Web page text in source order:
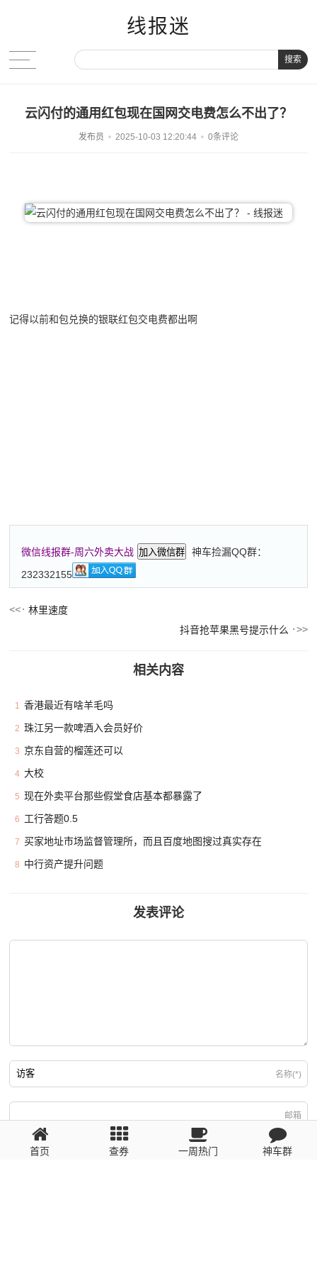
线报迷
搜索
云闪付的通用红包现在国网交电费怎么不出了？
发布员 2025-10-03 12:20:44 0条评论
记得以前和包兑换的银联红包交电费都出啊
微信线报群-周六外卖大战 加入微信群
神车捡漏QQ群：
232332155
林里速度
抖音抢苹果黑号提示什么
相关内容
1 香港最近有啥羊毛吗
2 珠江另一款啤酒入会员好价
3 京东自营的榴莲还可以
4 大校
5 现在外卖平台那些假堂食店基本都暴露了
6 工行答题0.5
7 买家地址市场监督管理所，而且百度地图搜过真实存在
8 中行资产提升问题
发表评论
名称(*)
邮箱
回复需填写必要信息
首页 查券 一周热门 神车群